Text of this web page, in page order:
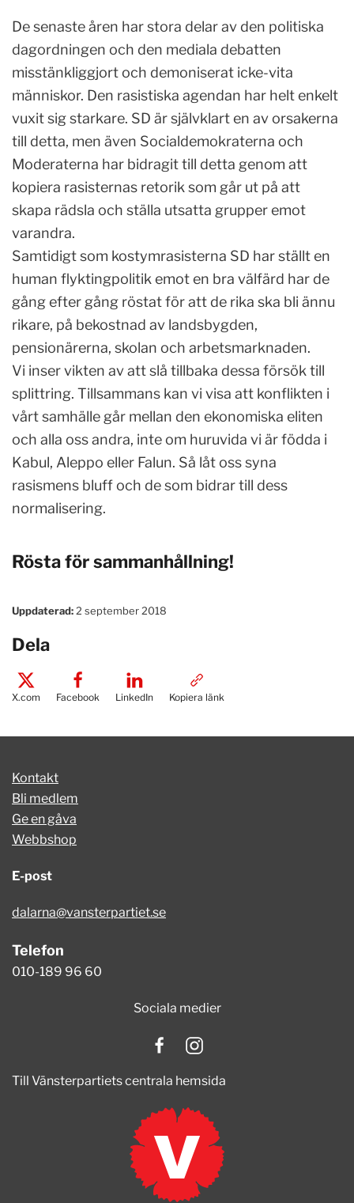
De senaste åren har stora delar av den politiska
dagordningen och den mediala debatten
misstänkliggjort och demoniserat icke-vita
människor. Den rasistiska agendan har helt enkelt
vuxit sig starkare. SD är självklart en av orsakerna
till detta, men även Socialdemokraterna och
Moderaterna har bidragit till detta genom att
kopiera rasisternas retorik som går ut på att
skapa rädsla och ställa utsatta grupper emot
varandra.
Samtidigt som kostymrasisterna SD har ställt en
human flyktingpolitik emot en bra välfärd har de
gång efter gång röstat för att de rika ska bli ännu
rikare, på bekostnad av landsbygden,
pensionärerna, skolan och arbetsmarknaden.
Vi inser vikten av att slå tillbaka dessa försök till
splittring. Tillsammans kan vi visa att konflikten i
vårt samhälle går mellan den ekonomiska eliten
och alla oss andra, inte om huruvida vi är födda i
Kabul, Aleppo eller Falun. Så låt oss syna
rasismens bluff och de som bidrar till dess
normalisering.
Rösta för sammanhållning!
Uppdaterad: 2 september 2018
Dela
X.com Facebook LinkedIn Kopiera länk
Kontakt
Bli medlem
Ge en gåva
Webbshop
E-post
dalarna@vansterpartiet.se
Telefon
010-189 96 60
Sociala medier
Till Vänsterpartiets centrala hemsida